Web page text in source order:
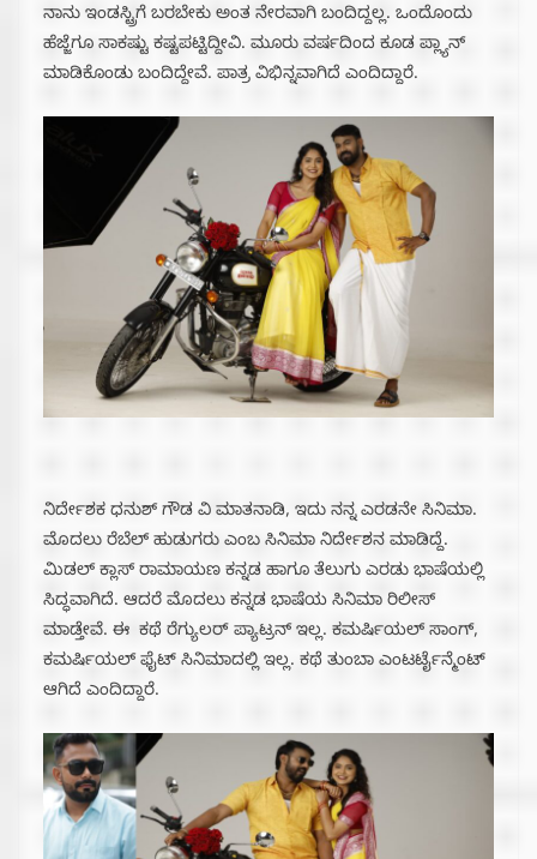
ನಾನು ಇಂಡಸ್ಟ್ರಿಗೆ ಬರಬೇಕು ಅಂತ ನೇರವಾಗಿ ಬಂದಿದ್ದಲ್ಲ. ಒಂದೊಂದು
ಹೆಜ್ಜೆಗೂ ಸಾಕಷ್ಟು ಕಷ್ಟಪಟ್ಟಿದ್ದೀವಿ. ಮೂರು ವರ್ಷದಿಂದ ಕೂಡ ಪ್ಲ್ಯಾನ್
ಮಾಡಿಕೊಂಡು ಬಂದಿದ್ದೇವೆ. ಪಾತ್ರ ವಿಭಿನ್ನವಾಗಿದೆ ಎಂದಿದ್ದಾರೆ.
ನಿರ್ದೇಶಕ ಧನುಶ್ ಗೌಡ ವಿ ಮಾತನಾಡಿ, ಇದು ನನ್ನ ಎರಡನೇ ಸಿನಿಮಾ.
ಮೊದಲು ರೆಬೆಲ್ ಹುಡುಗರು ಎಂಬ ಸಿನಿಮಾ ನಿರ್ದೇಶನ ಮಾಡಿದ್ದೆ.
ಮಿಡಲ್ ಕ್ಲಾಸ್ ರಾಮಾಯಣ ಕನ್ನಡ ಹಾಗೂ ತೆಲುಗು ಎರಡು ಭಾಷೆಯಲ್ಲಿ
ಸಿದ್ಧವಾಗಿದೆ. ಆದರೆ ಮೊದಲು ಕನ್ನಡ ಭಾಷೆಯ ಸಿನಿಮಾ ರಿಲೀಸ್
ಮಾಡ್ತೇವೆ. ಈ ಕಥೆ ರೆಗ್ಯುಲರ್ ಪ್ಯಾಟ್ರನ್ ಇಲ್ಲ. ಕಮರ್ಷಿಯಲ್ ಸಾಂಗ್,
ಕಮರ್ಷಿಯಲ್ ಫೈಟ್ ಸಿನಿಮಾದಲ್ಲಿ ಇಲ್ಲ. ಕಥೆ ತುಂಬಾ ಎಂಟರ್ಟೈನ್ಮೆಂಟ್
ಆಗಿದೆ ಎಂದಿದ್ದಾರೆ.